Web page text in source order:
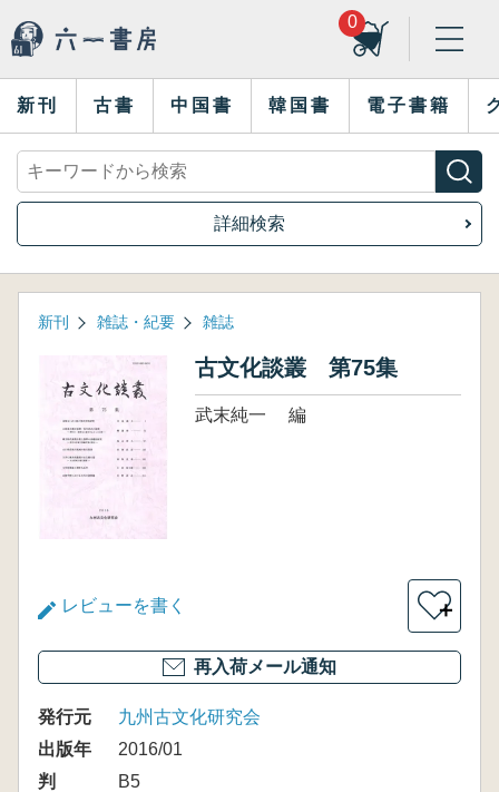
0
新刊 古書 中国書 韓国書 電子書籍
詳細検索
新刊 雑誌・紀要 雑誌
古文化談叢 第75集
武末純一 編
レビューを書く ＋
再入荷メール通知
発行元
九州古文化研究会
出版年
2016/01
判
B5